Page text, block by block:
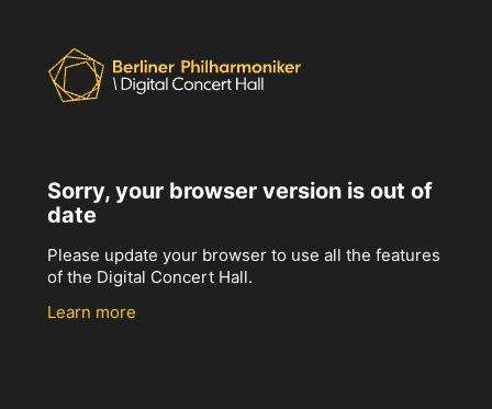
Sorry, your browser version is out of
date
Please update your browser to use all the features
of the Digital Concert Hall.
Learn more